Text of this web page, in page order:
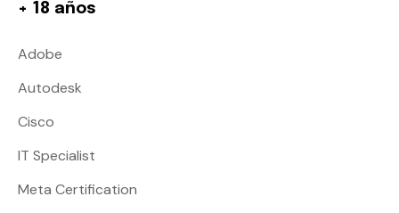
+ 18 años
Adobe
Autodesk
Cisco
IT Specialist
Meta Certification